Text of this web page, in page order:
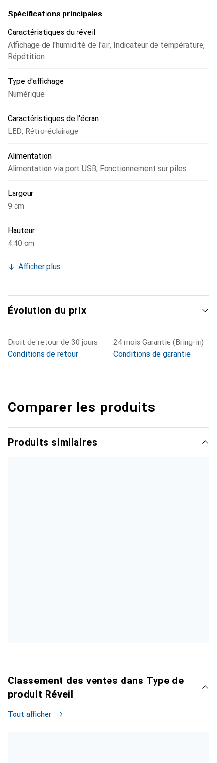
Spécifications principales
Caractéristiques du réveil
Affichage de l'humidité de l'air, Indicateur de température,
Répétition
Type d'affichage
Numérique
Caractéristiques de l'écran
LED, Rétro-éclairage
Alimentation
Alimentation via port USB, Fonctionnement sur piles
Largeur
9 cm
Hauteur
4.40 cm
Afficher plus
Évolution du prix
Droit de retour de 30 jours
Conditions de retour
24 mois Garantie (Bring-in)
Conditions de garantie
Comparer les produits
Produits similaires
Classement des ventes dans Type de
produit Réveil
Tout afficher